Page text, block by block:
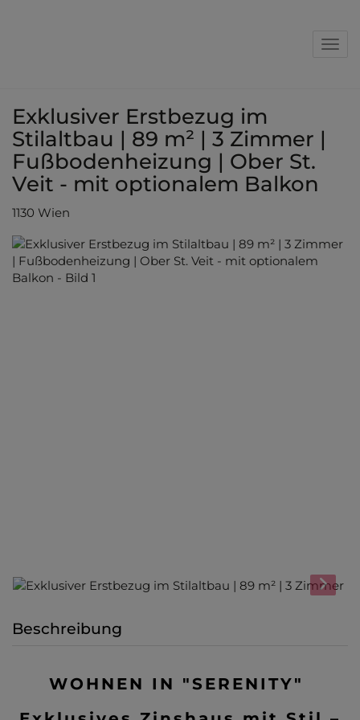
Exklusiver Erstbezug im
Stilaltbau | 89 m² | 3 Zimmer |
Fußbodenheizung | Ober St.
Veit - mit optionalem Balkon
1130 Wien
Beschreibung
WOHNEN IN "SERENITY"